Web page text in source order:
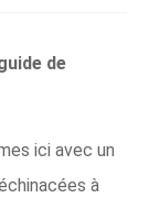
de
ici avec un
à